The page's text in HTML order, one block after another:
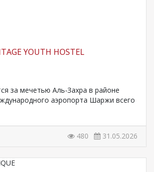
YOUTH HOSTEL
за мечетью Аль-Захра в районе
аэропорта Шаржи всего
480 31.05.2026